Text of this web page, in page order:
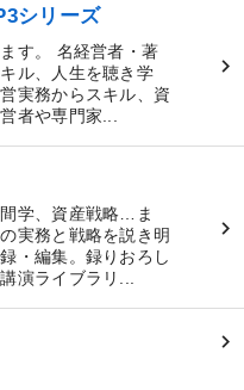
シリーズ
す。 名経営者・著
ル、人生を聴き学
実務からスキル、資
者や専門家...
学、資産戦略…ま
実務と戦略を説き明
・編集。録りおろし
演ライブラリ...